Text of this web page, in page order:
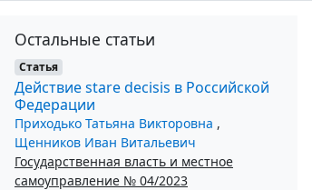
Остальные статьи
Статья
Действие stare decisis в Российской
Федерации
Приходько Татьяна Викторовна ,
Щенников Иван Витальевич
Государственная власть и местное
самоуправление № 04/2023